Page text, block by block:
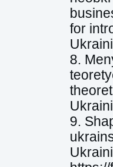
for
8.
9.